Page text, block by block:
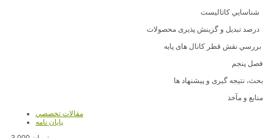
شناسایي کاتالیست
درصد تبدیل و گزینش پذیری محصولات
بررسي نقش قطر کانال های پایه
فصل پنجم
بحث، نتیجه گیری و پیشنهاد ها
منابع و مآخذ
مقالات تخصصي
پایان نامه